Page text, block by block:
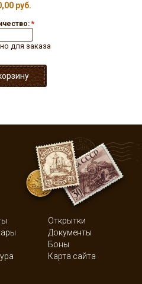
руб.
*
для заказа
Открытки
Документы
Боны
Карта сайта